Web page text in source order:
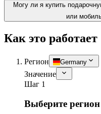
Могу ли я купить
или
Как это работает
Регион Germany
Значение
Шаг 1
Выберите